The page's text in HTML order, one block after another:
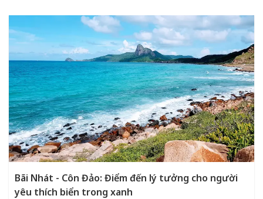
Bãi Nhát - Côn Đảo: Điểm đến lý tưởng cho người
yêu thích biển trong xanh